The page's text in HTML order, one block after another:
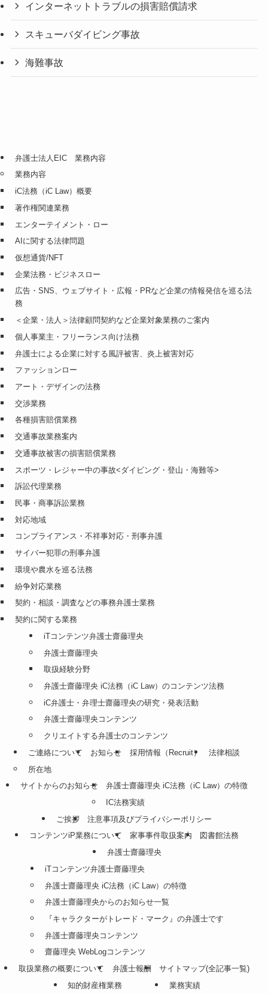
インターネットトラブルの損害賠償請求
スキューバダイビング事故
海難事故
弁護士法人EIC 業務内容
業務内容
iC法務（iC Law）概要
著作権関連業務
エンターテイメント・ロー
AIに関する法律問題
仮想通貨/NFT
企業法務・ビジネスロー
広告・SNS、ウェブサイト・広報・PRなど企業の情報発信を巡る法
務
＜企業・法人＞法律顧問契約など企業対象業務のご案内
個人事業主・フリーランス向け法務
弁護士による企業に対する風評被害、炎上被害対応
ファッションロー
アート・デザインの法務
交渉業務
各種損害賠償業務
交通事故業務案内
交通事故被害の損害賠償業務
スポーツ・レジャー中の事故<ダイビング・登山・海難等>
訴訟代理業務
民事・商事訴訟業務
対応地域
コンプライアンス・不祥事対応・刑事弁護
サイバー犯罪の刑事弁護
環境や農水を巡る法務
紛争対応業務
契約・相談・調査などの事務弁護士業務
契約に関する業務
iTコンテンツ弁護士齋藤理央
弁護士齋藤理央
取扱経験分野
弁護士齋藤理央 iC法務（iC Law）のコンテンツ法務
iC弁護士・弁理士齋藤理央の研究・発表活動
弁護士齋藤理央コンテンツ
クリエイトする弁護士のコンテンツ
ご連絡について
所在地
お知らせ 採用情報（Recruit） 法律相談
サイトからのお知らせ
弁護士齋藤理央 iC法務（iC Law）の特徴
IC法務実績
ご挨拶
注意事項及びプライバシーポリシー
コンテンツiP業務について
家事事件取扱案内
図書館法務
弁護士齋藤理央
iTコンテンツ弁護士齋藤理央
弁護士齋藤理央 iC法務（iC Law）の特徴
弁護士齋藤理央からのお知らせ一覧
『キャラクターがトレード・マーク』の弁護士です
弁護士齋藤理央コンテンツ
齋藤理央 WebLogコンテンツ
取扱業務の概要について
弁護士報酬
サイトマップ(全記事一覧)
知的財産権業務
業務実績